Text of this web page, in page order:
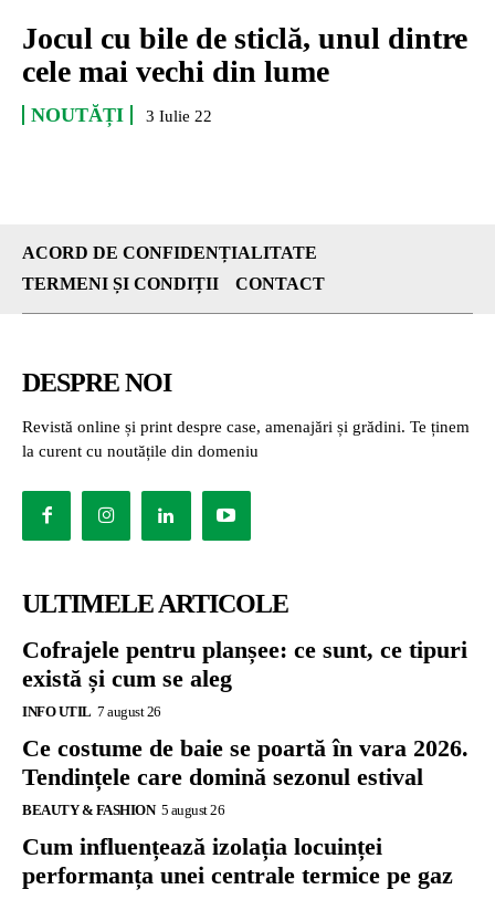
Jocul cu bile de sticlă, unul dintre
cele mai vechi din lume
NOUTĂȚI 3 Iulie 22
ACORD DE CONFIDENȚIALITATE
TERMENI ȘI CONDIȚII
CONTACT
DESPRE NOI
Revistă online și print despre case, amenajări și grădini. Te ținem
la curent cu noutățile din domeniu
ULTIMELE ARTICOLE
Cofrajele pentru planșee: ce sunt, ce tipuri
există și cum se aleg
INFO UTIL 7 august 26
Ce costume de baie se poartă în vara 2026.
Tendințele care domină sezonul estival
BEAUTY & FASHION 5 august 26
Cum influențează izolația locuinței
performanța unei centrale termice pe gaz